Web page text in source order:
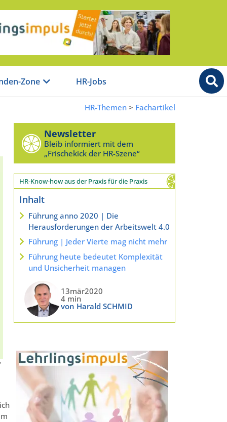
Zone HR-Jobs
HR-Themen > Fachartikel
Newsletter
Bleib informiert mit dem
„Frischekick der HR-Szene“
HR-Know-how aus der Praxis für die Praxis
Inhalt
Führung anno 2020 | Die
Herausforderungen der Arbeitswelt 4.0
Führung | Jeder Vierte mag nicht mehr
Führung heute bedeutet Komplexität
und Unsicherheit managen
13mär2020
4 min
von Harald SCHMID